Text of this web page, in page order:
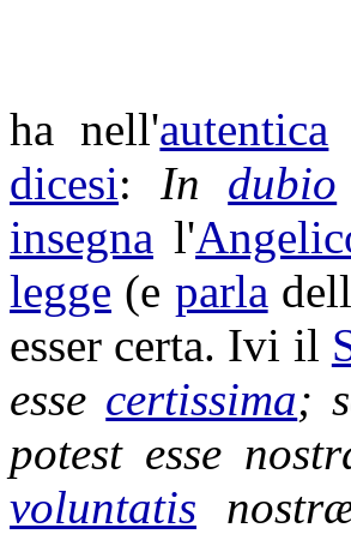
ha nell'autentica
dicesi: In dubio
insegna l'
legge (e parla
esser certa. Ivi il
esse certissima;
potest esse
voluntatis